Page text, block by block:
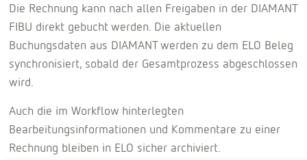
Die Rechnung kann nach allen Freigaben in der DIAMANT
FIBU direkt gebucht werden. Die aktuellen
Buchungsdaten aus DIAMANT werden zu dem ELO Beleg
synchronisiert, sobald der Gesamtprozess abgeschlossen
wird.
Auch die im Workflow hinterlegten
Bearbeitungsinformationen und Kommentare zu einer
Rechnung bleiben in ELO sicher archiviert.